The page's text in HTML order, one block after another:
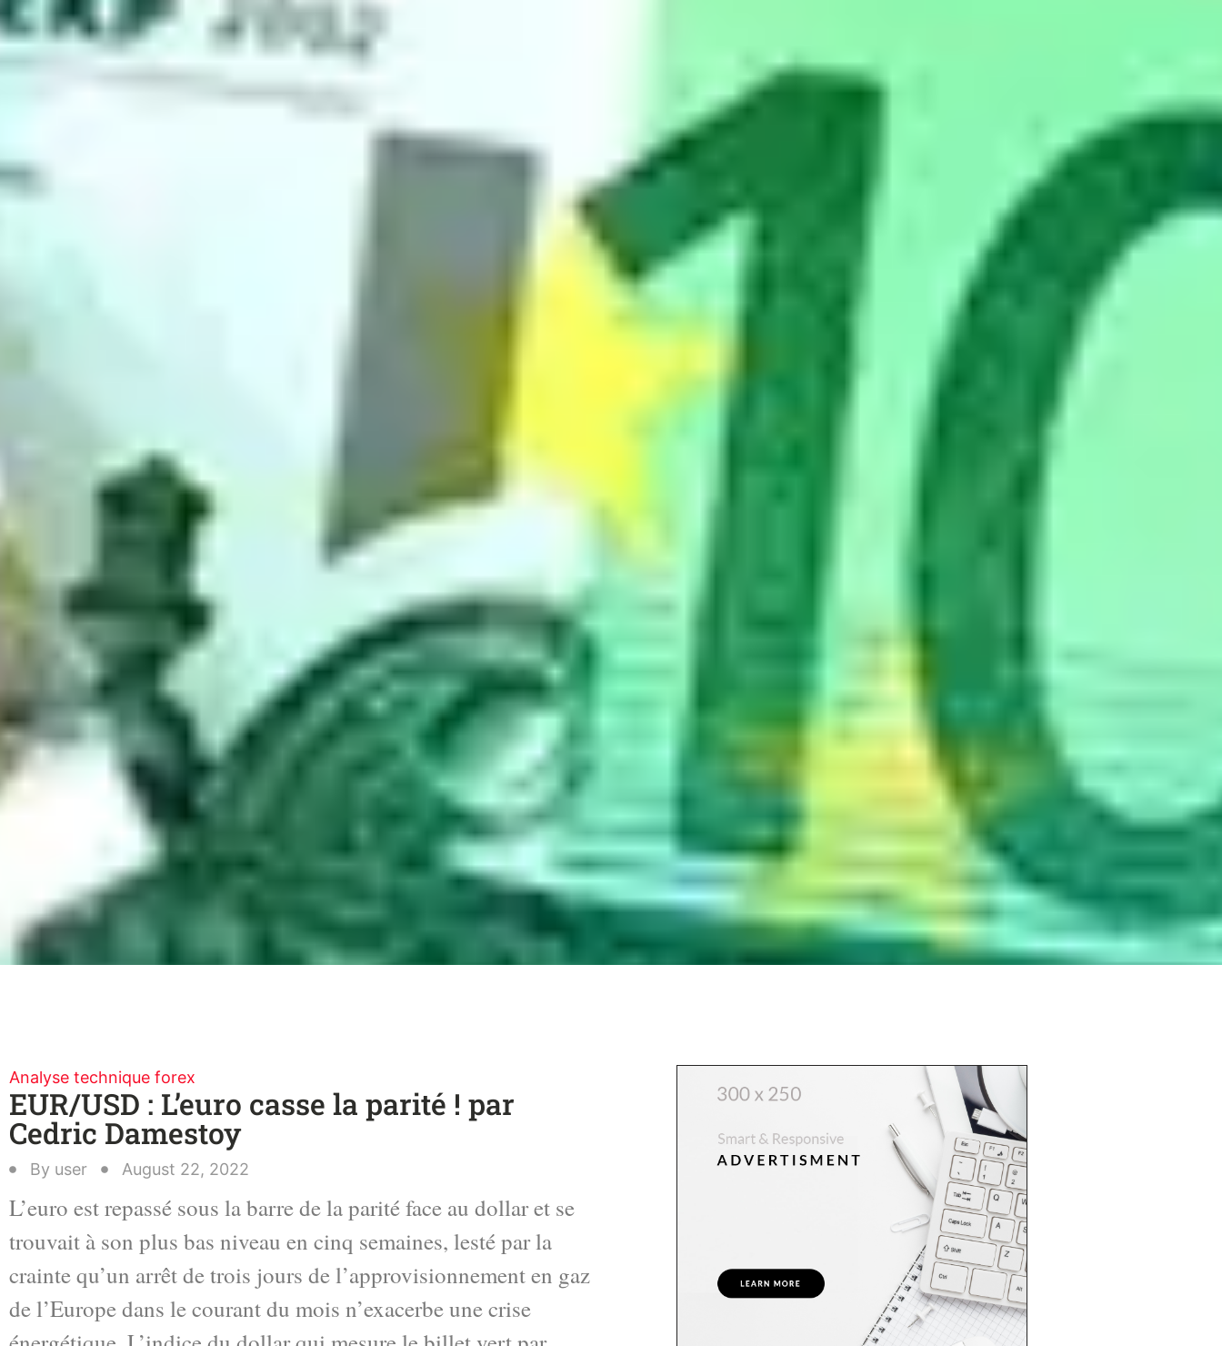
Analyse technique forex
EUR/USD : L’euro casse la parité ! par
Cedric Damestoy
By user August 22, 2022
L’euro est repassé sous la barre de la parité face au dollar et se
trouvait à son plus bas niveau en cinq semaines, lesté par la
crainte qu’un arrêt de trois jours de l’approvisionnement en gaz
de l’Europe dans le courant du mois n’exacerbe une crise